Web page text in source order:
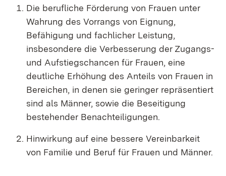
Die berufliche Förderung von Frauen unter
Wahrung des Vorrangs von Eignung,
Befähigung und fachlicher Leistung,
insbesondere die Verbesserung der Zugangs-
und Aufstiegschancen für Frauen, eine
deutliche Erhöhung des Anteils von Frauen in
Bereichen, in denen sie geringer repräsentiert
sind als Männer, sowie die Beseitigung
bestehender Benachteiligungen.
Hinwirkung auf eine bessere Vereinbarkeit
von Familie und Beruf für Frauen und Männer.